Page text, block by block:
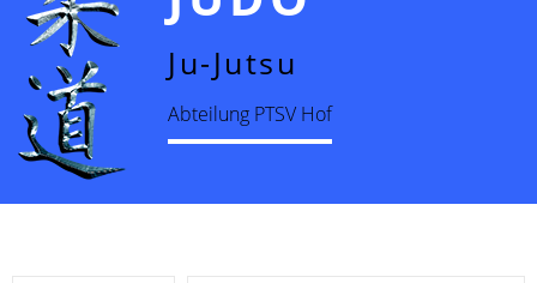
Ju-Jutsu
Abteilung PTSV Hof